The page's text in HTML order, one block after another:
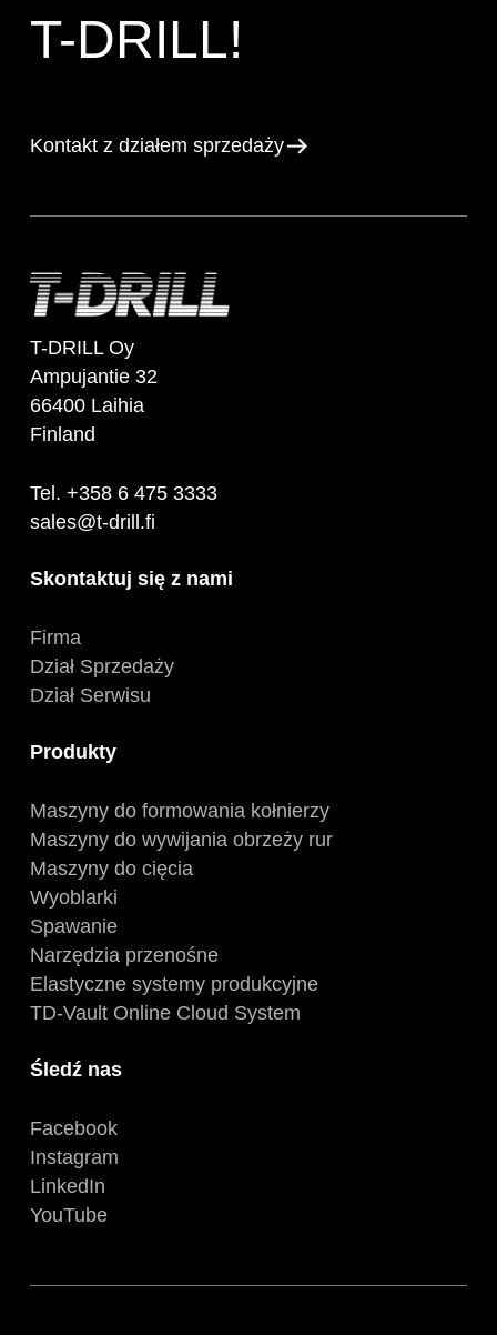
T-DRILL!
Kontakt z działem sprzedaży
T-DRILL Oy
Ampujantie 32
66400 Laihia
Finland
Tel. +358 6 475 3333
sales@t-drill.fi
Skontaktuj się z nami
Firma
Dział Sprzedaży
Dział Serwisu
Produkty
Maszyny do formowania kołnierzy
Maszyny do wywijania obrzeży rur
Maszyny do cięcia
Wyoblarki
Spawanie
Narzędzia przenośne
Elastyczne systemy produkcyjne
TD-Vault Online Cloud System
Śledź nas
Facebook
Instagram
LinkedIn
YouTube